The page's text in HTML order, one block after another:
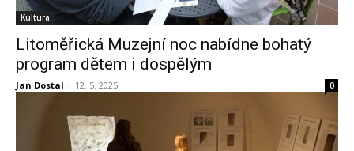
Kultura
Litoměřická Muzejní noc nabídne bohatý
program dětem i dospělým
Jan Dostal - 12. 5. 2025 0